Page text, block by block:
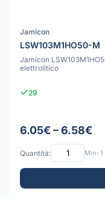
Jamicon
LSW103M1HO50-M
Jamicon
elettrolitico
29
6.05€ – 6.58€
Quantità: Min: 1